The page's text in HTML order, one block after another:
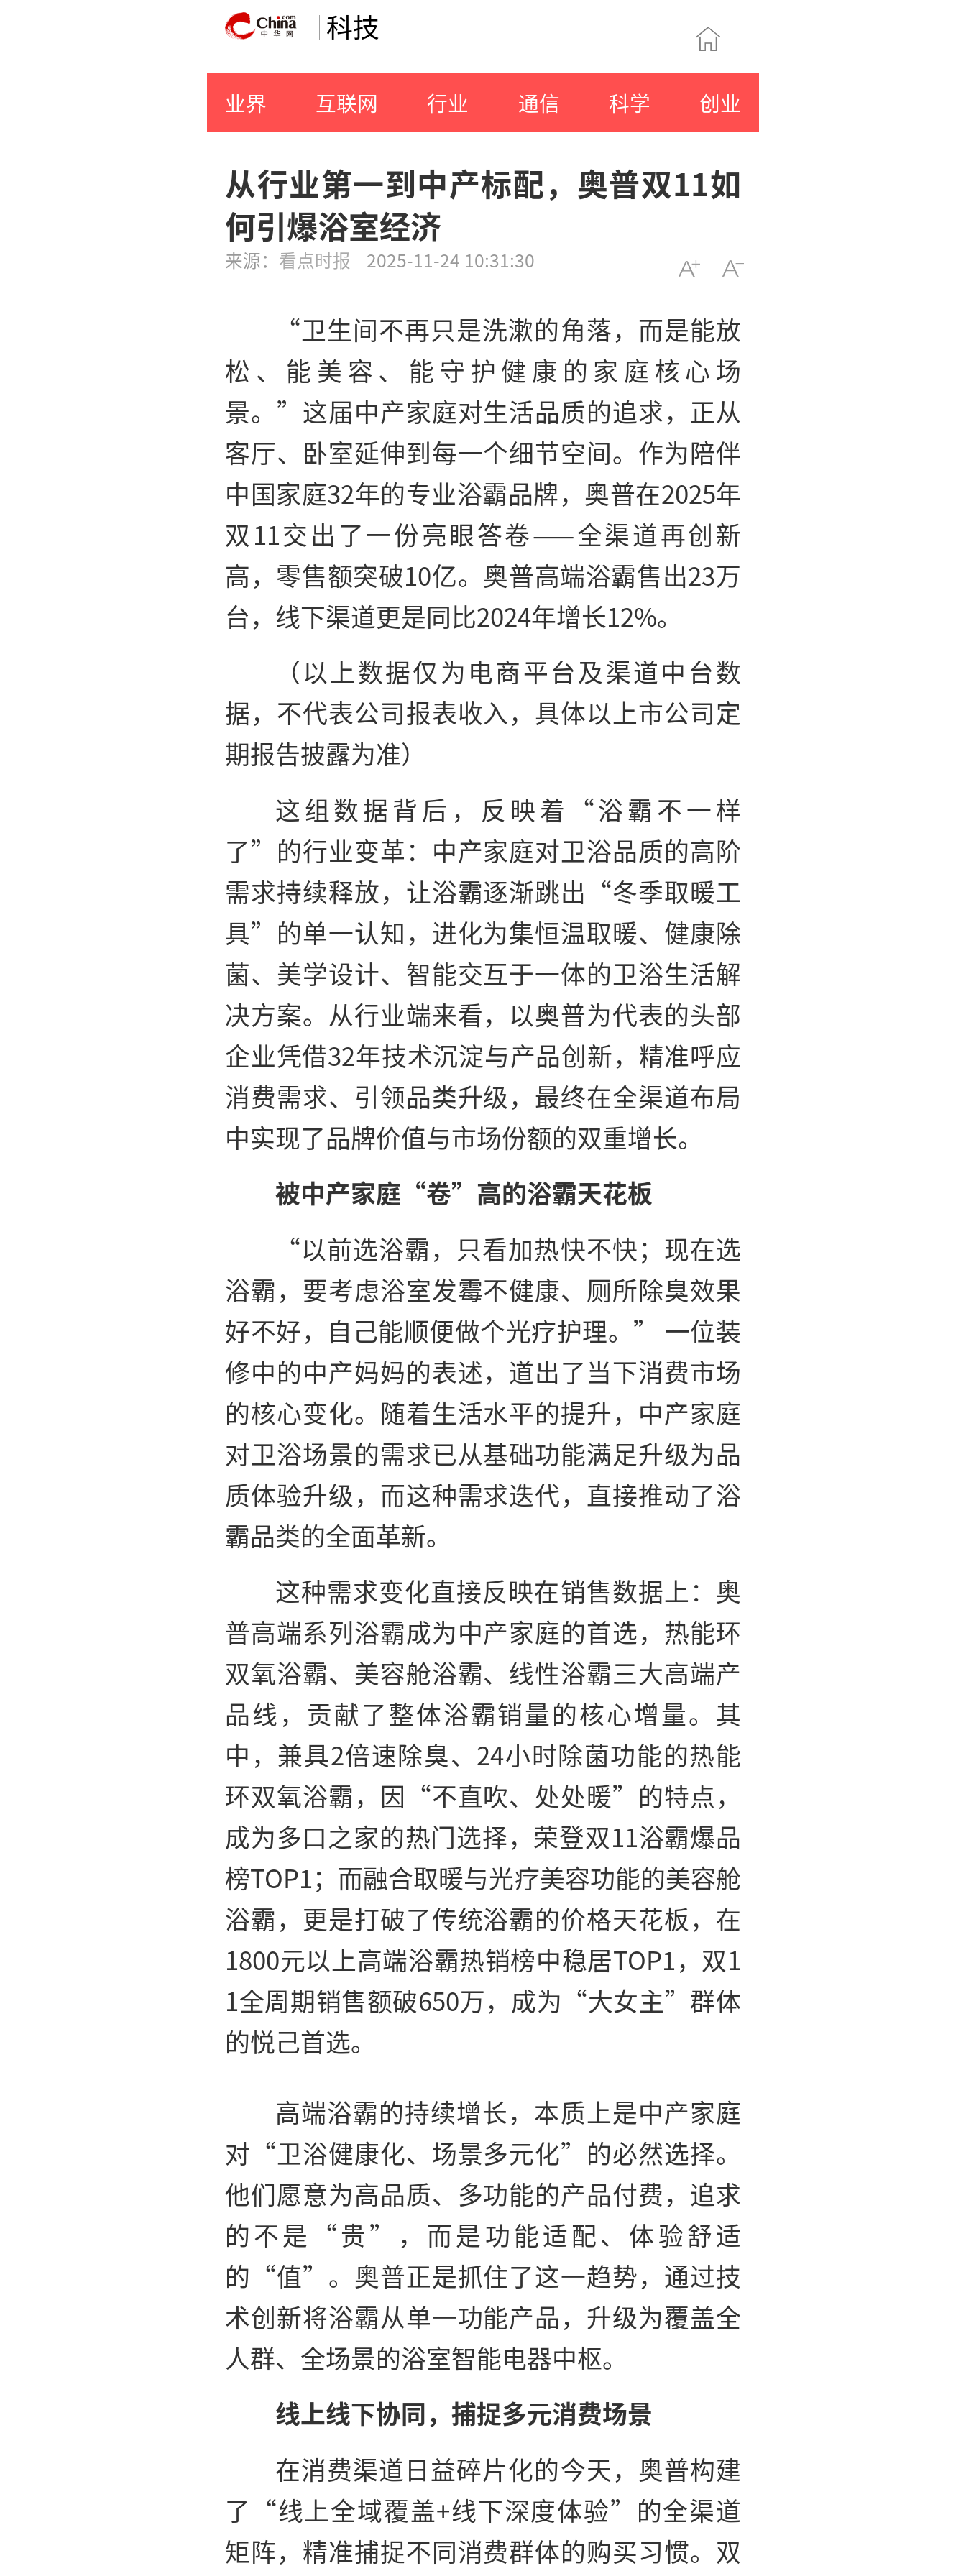
科技
业界 互联网 行业 通信 科学 创业
从行业第一到中产标配，奥普双11如
何引爆浴室经济
来源： 看点时报 2025-11-24 10:31:30
“卫生间不再只是洗漱的角落，而是能放
松、能美容、能守护健康的家庭核心场
景。”这届中产家庭对生活品质的追求，正从
客厅、卧室延伸到每一个细节空间。作为陪伴
中国家庭32年的专业浴霸品牌，奥普在2025年
双11交出了一份亮眼答卷——全渠道再创新
高，零售额突破10亿。奥普高端浴霸售出23万
台，线下渠道更是同比2024年增长12%。
（以上数据仅为电商平台及渠道中台数
据，不代表公司报表收入，具体以上市公司定
期报告披露为准）
这组数据背后，反映着“浴霸不一样
了”的行业变革：中产家庭对卫浴品质的高阶
需求持续释放，让浴霸逐渐跳出“冬季取暖工
具”的单一认知，进化为集恒温取暖、健康除
菌、美学设计、智能交互于一体的卫浴生活解
决方案。从行业端来看，以奥普为代表的头部
企业凭借32年技术沉淀与产品创新，精准呼应
消费需求、引领品类升级，最终在全渠道布局
中实现了品牌价值与市场份额的双重增长。
被中产家庭“卷”高的浴霸天花板
“以前选浴霸，只看加热快不快；现在选
浴霸，要考虑浴室发霉不健康、厕所除臭效果
好不好，自己能顺便做个光疗护理。” 一位装
修中的中产妈妈的表述，道出了当下消费市场
的核心变化。随着生活水平的提升，中产家庭
对卫浴场景的需求已从基础功能满足升级为品
质体验升级，而这种需求迭代，直接推动了浴
霸品类的全面革新。
这种需求变化直接反映在销售数据上：奥
普高端系列浴霸成为中产家庭的首选，热能环
双氧浴霸、美容舱浴霸、线性浴霸三大高端产
品线，贡献了整体浴霸销量的核心增量。其
中，兼具2倍速除臭、24小时除菌功能的热能
环双氧浴霸，因“不直吹、处处暖”的特点，
成为多口之家的热门选择，荣登双11浴霸爆品
榜TOP1；而融合取暖与光疗美容功能的美容舱
浴霸，更是打破了传统浴霸的价格天花板，在
1800元以上高端浴霸热销榜中稳居TOP1，双1
1全周期销售额破650万，成为“大女主”群体
的悦己首选。
高端浴霸的持续增长，本质上是中产家庭
对“卫浴健康化、场景多元化”的必然选择。
他们愿意为高品质、多功能的产品付费，追求
的不是“贵”，而是功能适配、体验舒适
的“值”。奥普正是抓住了这一趋势，通过技
术创新将浴霸从单一功能产品，升级为覆盖全
人群、全场景的浴室智能电器中枢。
线上线下协同，捕捉多元消费场景
在消费渠道日益碎片化的今天，奥普构建
了“线上全域覆盖+线下深度体验”的全渠道
矩阵，精准捕捉不同消费群体的购买习惯。双